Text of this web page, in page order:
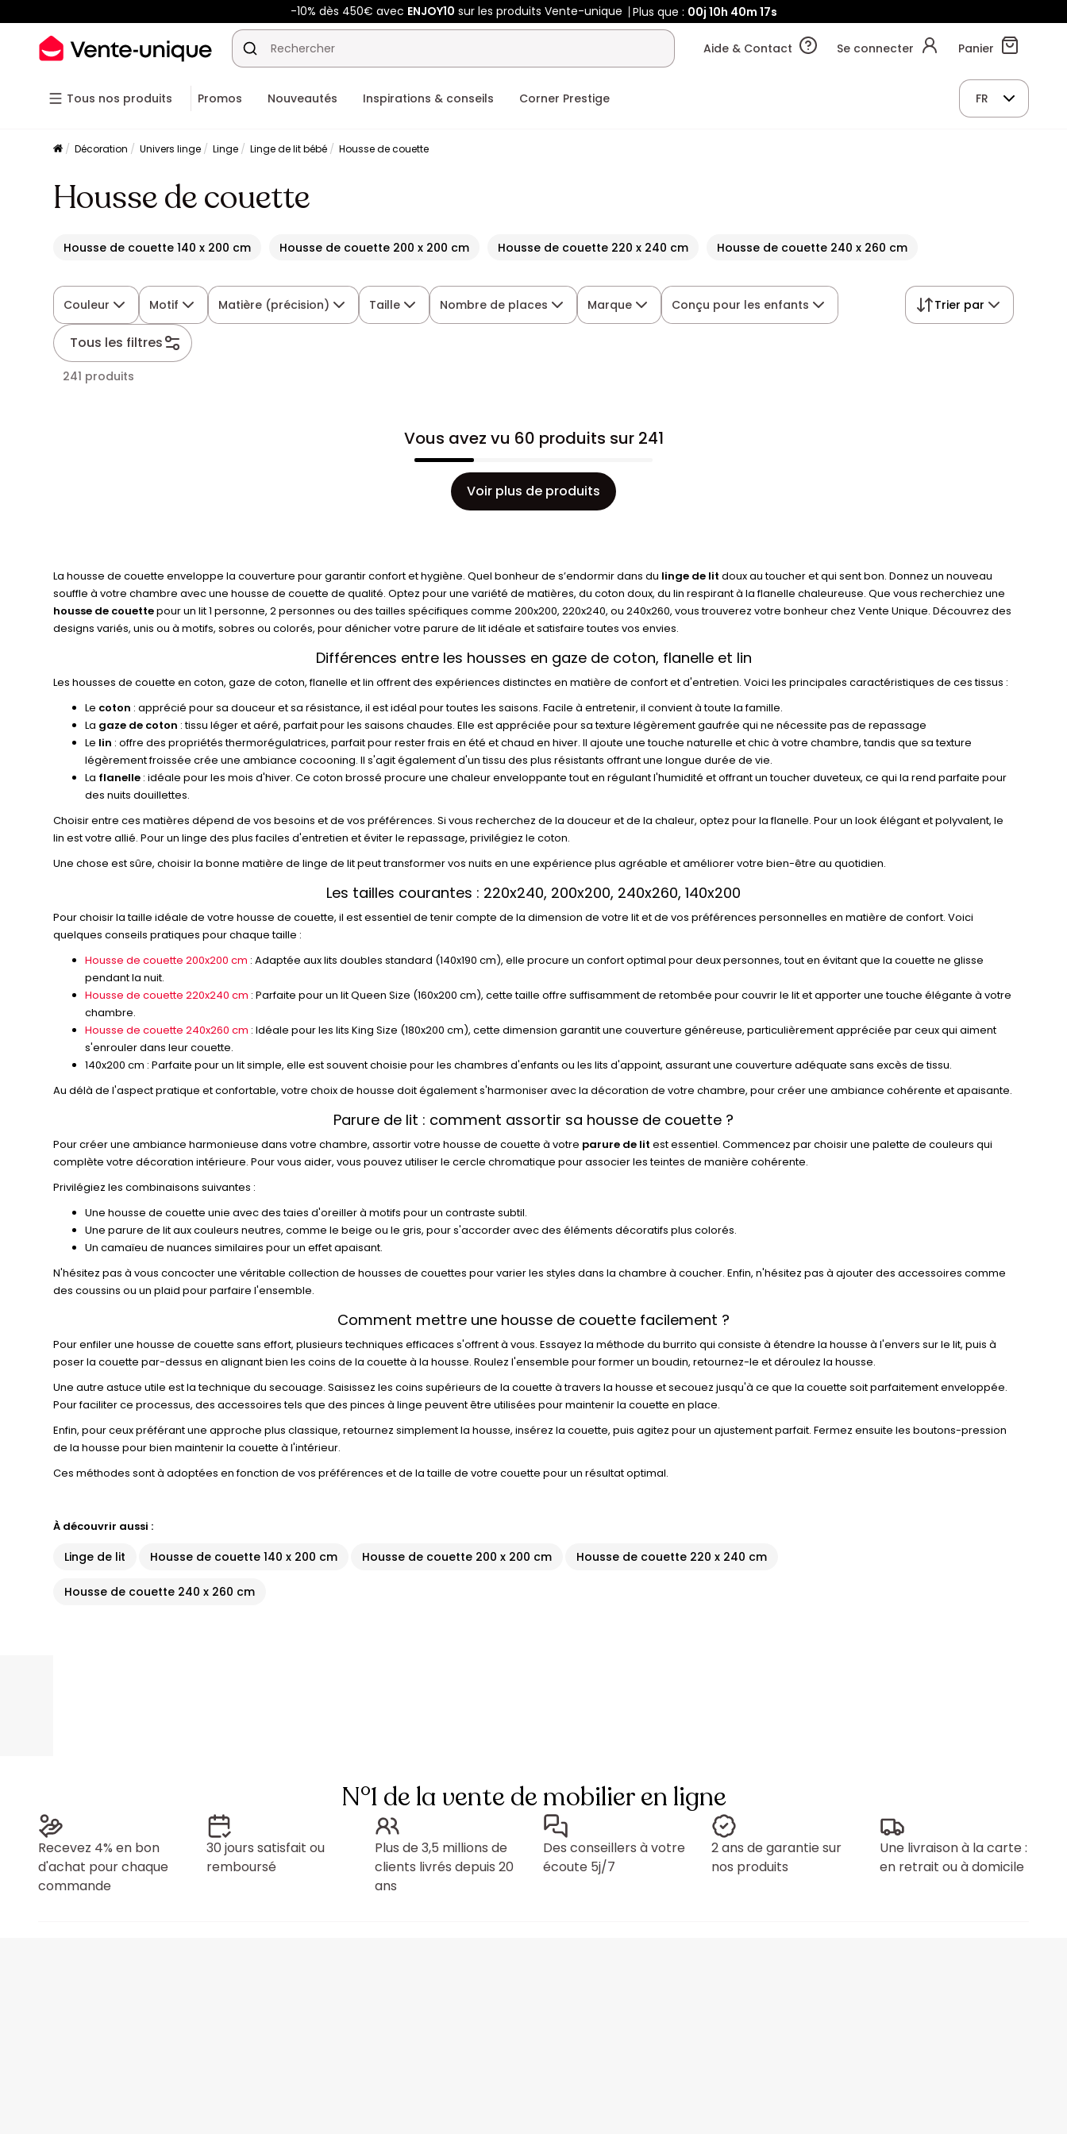
-10% dès 450€ avec ENJOY10 sur les produits Vente-unique Plus que : 00j 10h 40m 16s
Aide & Contact Se connecter Panier
Tous nos produits Promos Nouveautés Inspirations & conseils Corner Prestige FR
Décoration Univers linge Linge Linge de lit bébé Housse de couette
Housse de couette
Housse de couette 140 x 200 cm Housse de couette 200 x 200 cm Housse de couette 220 x 240 cm Housse de couette 240 x 260 cm
Couleur Motif Matière (précision) Taille Nombre de places Marque Conçu pour les enfants
Tous les filtres
Trier par
241 produits
Vous avez vu 60 produits sur 241
Voir plus de produits
La housse de couette enveloppe la couverture pour garantir confort et hygiène. Quel bonheur de s’endormir dans du linge de lit doux au toucher et qui sent bon. Donnez un nouveau
souffle à votre chambre avec une housse de couette de qualité. Optez pour une variété de matières, du coton doux, du lin respirant à la flanelle chaleureuse. Que vous recherchiez une
housse de couettepour un lit 1 personne, 2 personnes ou des tailles spécifiques comme 200x200, 220x240, ou 240x260, vous trouverez votre bonheur chez Vente Unique. Découvrez des
designs variés, unis ou à motifs, sobres ou colorés, pour dénicher votre parure de lit idéale et satisfaire toutes vos envies.
Différences entre les housses en gaze de coton, flanelle et lin
Les housses de couette en coton, gaze de coton, flanelle et lin offrent des expériences distinctes en matière de confort et d'entretien. Voici les principales caractéristiques de ces tissus :
Le coton : apprécié pour sa douceur et sa résistance, il est idéal pour toutes les saisons. Facile à entretenir, il convient à toute la famille.
La gaze de coton : tissu léger et aéré, parfait pour les saisons chaudes. Elle est appréciée pour sa texture légèrement gaufrée qui ne nécessite pas de repassage
Le lin : offre des propriétés thermorégulatrices, parfait pour rester frais en été et chaud en hiver. Il ajoute une touche naturelle et chic à votre chambre, tandis que sa texture
légèrement froissée crée une ambiance cocooning. Il s'agit également d'un tissu des plus résistants offrant une longue durée de vie.
La flanelle : idéale pour les mois d'hiver. Ce coton brossé procure une chaleur enveloppante tout en régulant l'humidité et offrant un toucher duveteux, ce qui la rend parfaite pour
des nuits douillettes.
Choisir entre ces matières dépend de vos besoins et de vos préférences. Si vous recherchez de la douceur et de la chaleur, optez pour la flanelle. Pour un look élégant et polyvalent, le
lin est votre allié. Pour un linge des plus faciles d'entretien et éviter le repassage, privilégiez le coton.
Une chose est sûre, choisir la bonne matière de linge de lit peut transformer vos nuits en une expérience plus agréable et améliorer votre bien-être au quotidien.
Les tailles courantes : 220x240, 200x200, 240x260, 140x200
Pour choisir la taille idéale de votre housse de couette, il est essentiel de tenir compte de la dimension de votre lit et de vos préférences personnelles en matière de confort. Voici
quelques conseils pratiques pour chaque taille :
Housse de couette 200x200 cm : Adaptée aux lits doubles standard (140x190 cm), elle procure un confort optimal pour deux personnes, tout en évitant que la couette ne glisse
pendant la nuit.
Housse de couette 220x240 cm : Parfaite pour un lit Queen Size (160x200 cm), cette taille offre suffisamment de retombée pour couvrir le lit et apporter une touche élégante à votre
chambre.
Housse de couette 240x260 cm : Idéale pour les lits King Size (180x200 cm), cette dimension garantit une couverture généreuse, particulièrement appréciée par ceux qui aiment
s'enrouler dans leur couette.
140x200 cm : Parfaite pour un lit simple, elle est souvent choisie pour les chambres d'enfants ou les lits d'appoint, assurant une couverture adéquate sans excès de tissu.
Au délà de l'aspect pratique et confortable, votre choix de housse doit également s'harmoniser avec la décoration de votre chambre, pour créer une ambiance cohérente et apaisante.
Parure de lit : comment assortir sa housse de couette ?
Pour créer une ambiance harmonieuse dans votre chambre, assortir votre housse de couette à votre parure de lit est essentiel. Commencez par choisir une palette de couleurs qui
complète votre décoration intérieure. Pour vous aider, vous pouvez utiliser le cercle chromatique pour associer les teintes de manière cohérente.
Privilégiez les combinaisons suivantes :
Une housse de couette unie avec des taies d'oreiller à motifs pour un contraste subtil.
Une parure de lit aux couleurs neutres, comme le beige ou le gris, pour s'accorder avec des éléments décoratifs plus colorés.
Un camaïeu de nuances similaires pour un effet apaisant.
N'hésitez pas à vous concocter une véritable collection de housses de couettes pour varier les styles dans la chambre à coucher. Enfin, n'hésitez pas à ajouter des accessoires comme
des coussins ou un plaid pour parfaire l'ensemble.
Comment mettre une housse de couette facilement ?
Pour enfiler une housse de couette sans effort, plusieurs techniques efficaces s'offrent à vous. Essayez la méthode du burrito qui consiste à étendre la housse à l'envers sur le lit, puis à
poser la couette par-dessus en alignant bien les coins de la couette à la housse. Roulez l'ensemble pour former un boudin, retournez-le et déroulez la housse.
Une autre astuce utile est la technique du secouage. Saisissez les coins supérieurs de la couette à travers la housse et secouez jusqu'à ce que la couette soit parfaitement enveloppée.
Pour faciliter ce processus, des accessoires tels que des pinces à linge peuvent être utilisées pour maintenir la couette en place.
Enfin, pour ceux préférant une approche plus classique, retournez simplement la housse, insérez la couette, puis agitez pour un ajustement parfait. Fermez ensuite les boutons-pression
de la housse pour bien maintenir la couette à l'intérieur.
Ces méthodes sont à adoptées en fonction de vos préférences et de la taille de votre couette pour un résultat optimal.
À découvrir aussi :
Linge de lit Housse de couette 140 x 200 cm Housse de couette 200 x 200 cm Housse de couette 220 x 240 cm
Housse de couette 240 x 260 cm
N°1 de la vente de mobilier en ligne
Recevez 4% en bon
d'achat pour chaque
commande
30 jours satisfait ou
remboursé
Plus de 3,5 millions de
clients livrés depuis 20
ans
Des conseillers à votre
écoute 5j/7
2 ans de garantie sur
nos produits
Une livraison à la carte :
en retrait ou à domicile